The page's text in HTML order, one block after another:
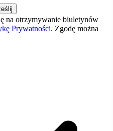
na otrzymywanie biuletynów
Prywatności. Zgodę można